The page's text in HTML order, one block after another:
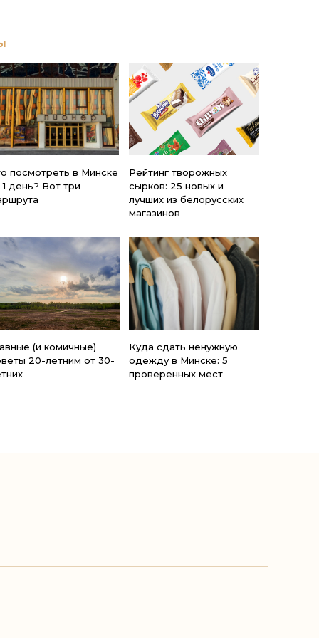
посмотреть в Минске
1 день? Вот три
Рейтинг творожных
сырков: 25 новых и
лучших из белорусских
магазинов
(и комичные)
20-летним от 30-
Куда сдать ненужную
одежду в Минске: 5
проверенных мест